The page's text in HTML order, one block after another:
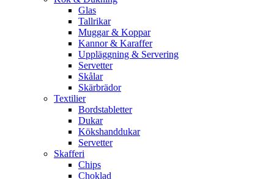
Glas
Tallrikar
Muggar & Koppar
Kannor & Karaffer
Uppläggning & Servering
Servetter
Skålar
Skärbrädor
Textilier
Bordstabletter
Dukar
Kökshanddukar
Servetter
Skafferi
Chips
Choklad